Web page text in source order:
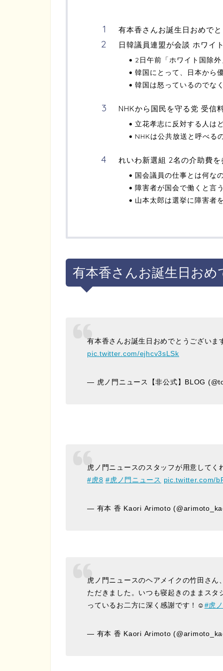
有本香さんお誕生日おめで
日韓議員連盟が会談 ホワイ
2日午前「ホワイト国除
韓国にとって、日本から
韓国は怒っているのでな
NHKから国民を守る党 受信
立花孝志に反対する人は
NHKは公共放送と呼べる
れいわ新選組 2名の介助費
国会議員の仕事とは何な
障害者が国会で働くと言
山本太郎は選挙に障害者
有本香さんお誕生日お
有本香さんお誕生日おめでとうございま
pic.twitter.com/ejhcv3sLSk
— 虎ノ門ニュース【非公式】BLOG
虎ノ門ニュースのスタッフが用意して
#虎8 #虎ノ門ニュース pic.twitter.com/
— 有本 香 Kaori Arimoto
虎ノ門ニュースのヘアメイクの竹田さ
ただきました。いつも寝起きのままス
っているお二方に深く感謝です！☺️#虎
— 有本 香 Kaori Arimoto